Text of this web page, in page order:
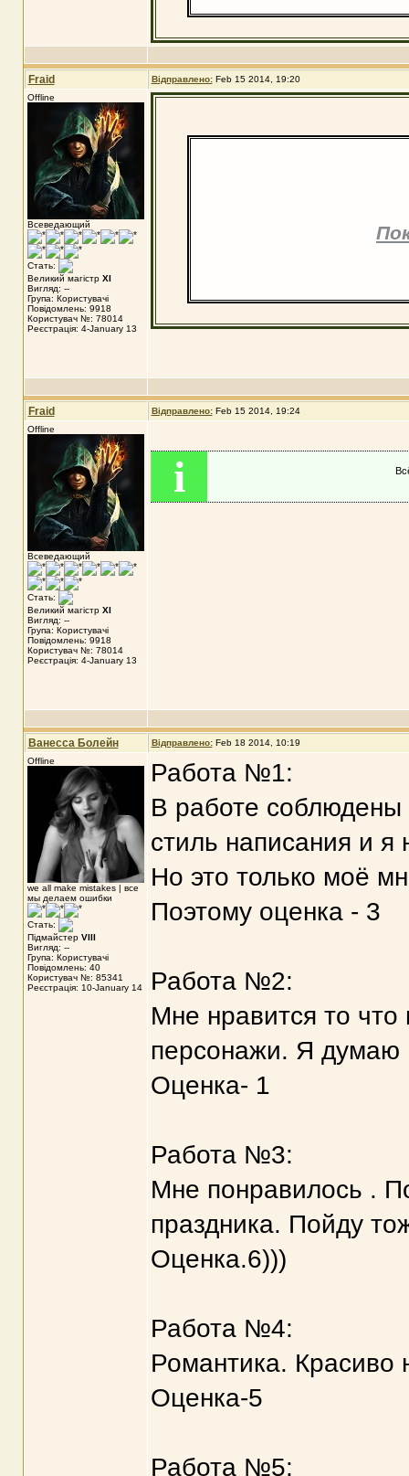
Fraid Відправлено: Feb 15 2014, 19:20
Offline
Всеведающий
Стать:
Великий магістр XI
Вигляд: --
Група: Користувачі
Повідомлень: 9918
Користувач №: 78014
Реєстрація: 4-January 13
Fraid Відправлено: Feb 15 2014, 19:24
Offline
Всеведающий
Стать:
Великий магістр XI
Вигляд: --
Група: Користувачі
Повідомлень: 9918
Користувач №: 78014
Реєстрація: 4-January 13
i
Ванесса Болейн Відправлено: Feb 18 2014, 10:19
Offline
we all make mistakes | все
мы делаем ошибки
Стать:
Підмайстер VIII
Вигляд: --
Група: Користувачі
Повідомлень: 40
Користувач №: 85341
Реєстрація: 10-January 14
Работа №1:
В работе
стиль написания и
Но это только моё
Поэтому оценка - 3
Работа №2:
Мне нравится то
персонажи. Я думаю
Оценка- 1
Работа №3:
Мне понравилось .
праздника. Пойду
Оценка.6)))
Работа №4:
Романтика. Красиво
Оценка-5
Работа №5: